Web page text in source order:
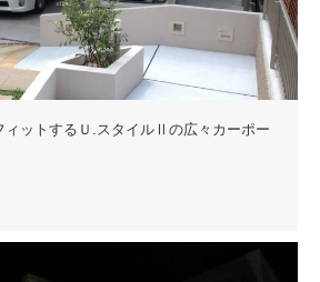
ィットするＵ.スタイルⅡの広々カーポー